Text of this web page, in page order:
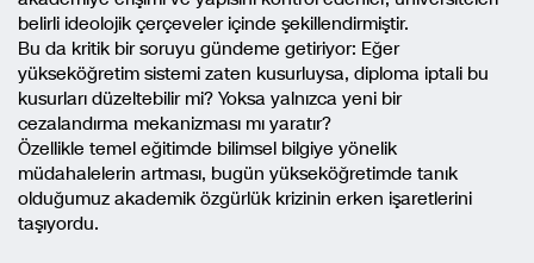
belirli ideolojik çerçeveler içinde şekillendirmiştir.
Bu da kritik bir soruyu gündeme getiriyor: Eğer
yükseköğretim sistemi zaten kusurluysa, diploma iptali bu
kusurları düzeltebilir mi? Yoksa yalnızca yeni bir
cezalandırma mekanizması mı yaratır?
Özellikle temel eğitimde bilimsel bilgiye yönelik
müdahalelerin artması, bugün yükseköğretimde tanık
olduğumuz akademik özgürlük krizinin erken işaretlerini
taşıyordu.